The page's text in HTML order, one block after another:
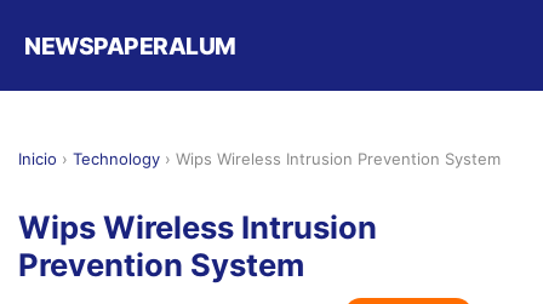
NEWSPAPERALUM
Inicio › Technology › Wips Wireless Intrusion Prevention System
Wips Wireless Intrusion
Prevention System